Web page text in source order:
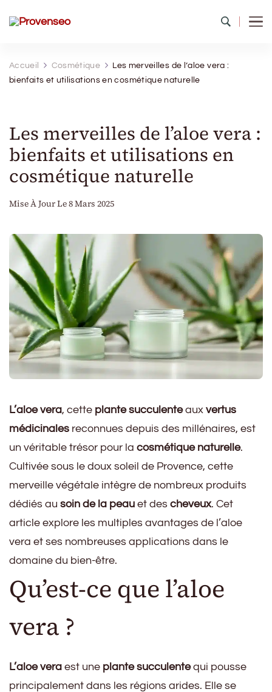
Accueil Cosmétique
Les merveilles de l’aloe vera :
bienfaits et utilisations en cosmétique naturelle
Les merveilles de l’aloe vera :
bienfaits et utilisations en
cosmétique naturelle
Mise À Jour Le8 Mars 2025
L’aloe vera, cette plante succulenteaux vertus
médicinales reconnues depuis des millénaires, est
un véritable trésor pour la cosmétique naturelle.
Cultivée sous le doux soleil de Provence, cette
merveille végétale intègre de nombreux produits
dédiés au soin de la peau et des cheveux. Cet
article explore les multiples avantages de l’aloe
vera et ses nombreuses applications dans le
domaine du bien-être.
Qu’est-ce que l’aloe
vera ?
L’aloe vera est une plante succulentequi pousse
principalement dans les régions arides. Elle se